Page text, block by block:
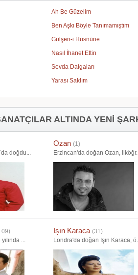
Ah Be Güzelim
Ben Aşkı Böyle Tanımamıştım
Gülşen-i Hüsnüne
Nasıl İhanet Ettin
Sevda Dalgaları
Yarası Saklım
ALTINDA YENİ
doğdu...
Ozan(1)
Erzincan'da doğan Ozan,
...
Işın Karaca (31)
Londra'da doğan Işın Karaca,